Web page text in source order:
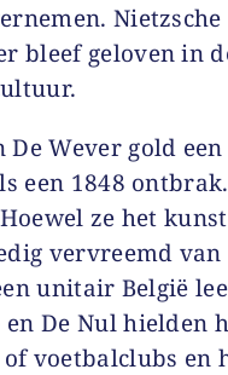
bleef geloven in
De Wever gold
een 1848
ze het
vervreemd van
unitair België
De Nul hielden
voetbalclubs en